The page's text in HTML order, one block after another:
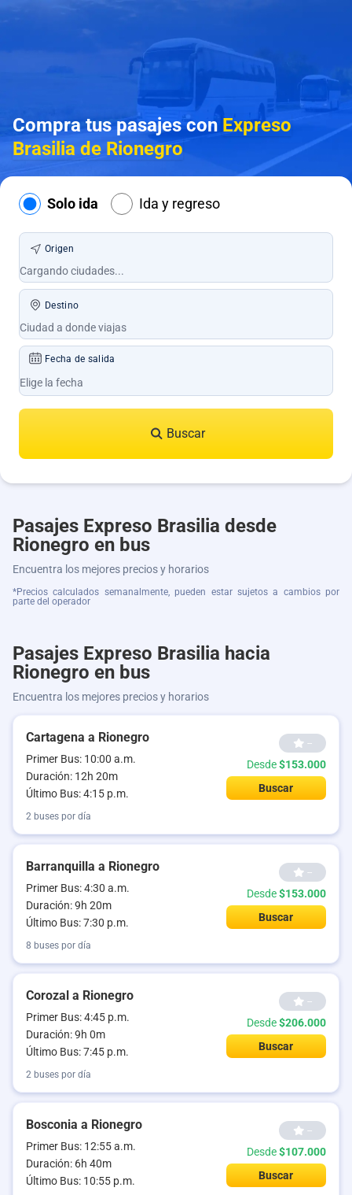
Compra tus pasajes con Expreso
Brasilia de Rionegro
Solo ida Ida y regreso
Origen
Destino
Fecha de salida
Buscar
Pasajes Expreso Brasilia desde
Rionegro en bus
Encuentra los mejores precios y horarios
*Precios calculados semanalmente, pueden estar sujetos a cambios por
parte del operador
Pasajes Expreso Brasilia hacia
Rionegro en bus
Encuentra los mejores precios y horarios
Cartagena a Rionegro
Primer Bus: 10:00 a.m.
Duración: 12h 20m
Último Bus: 4:15 p.m.
--
Desde$153.000
Buscar
2 buses por día
Barranquilla a Rionegro
Primer Bus: 4:30 a.m.
Duración: 9h 20m
Último Bus: 7:30 p.m.
--
Desde$153.000
Buscar
8 buses por día
Corozal a Rionegro
Primer Bus: 4:45 p.m.
Duración: 9h 0m
Último Bus: 7:45 p.m.
--
Desde$206.000
Buscar
2 buses por día
Bosconia a Rionegro
Primer Bus: 12:55 a.m.
Duración: 6h 40m
Último Bus: 10:55 p.m.
--
Desde$107.000
Buscar